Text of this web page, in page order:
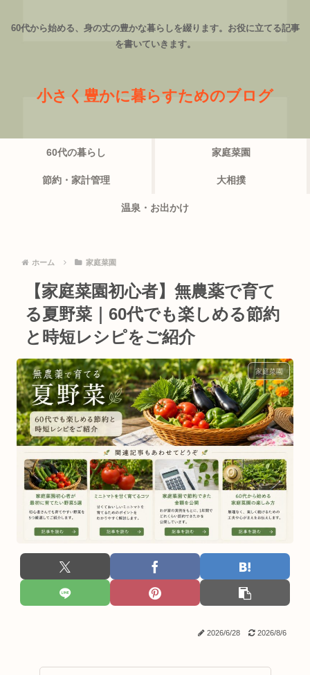
60代から始める、身の丈の豊かな暮らしを綴ります。お役に立てる記事
を書いていきます。
小さく豊かに暮らすためのブログ
60代の暮らし 家庭菜園
節約・家計管理 大相撲
温泉・お出かけ
ホーム 家庭菜園
【家庭菜園初心者】無農薬で育て
る夏野菜｜60代でも楽しめる節約
と時短レシピをご紹介
家庭菜園
2026/6/28 2026/8/6